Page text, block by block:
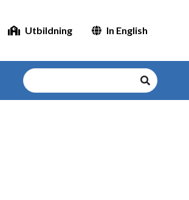
Utbildning In English